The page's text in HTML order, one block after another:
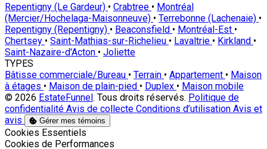
Repentigny (Le Gardeur) • Crabtree • Montréal
(Mercier/Hochelaga-Maisonneuve) • Terrebonne (Lachenaie) •
Repentigny (Repentigny) • Beaconsfield • Montréal-Est •
Chertsey • Saint-Mathias-sur-Richelieu • Lavaltrie • Kirkland •
Saint-Nazaire-d'Acton • Joliette
TYPES
Bâtisse commerciale/Bureau • Terrain • Appartement • Maison
à étages • Maison de plain-pied • Duplex • Maison mobile
© 2026 EstateFunnel . Tous droits réservés. Politique de
confidentialité Avis de collecte Conditions d’utilisation Avis et
avis
Gérer mes témoins
Activer
Cookies Essentiels
Activer
Cookies de Performances